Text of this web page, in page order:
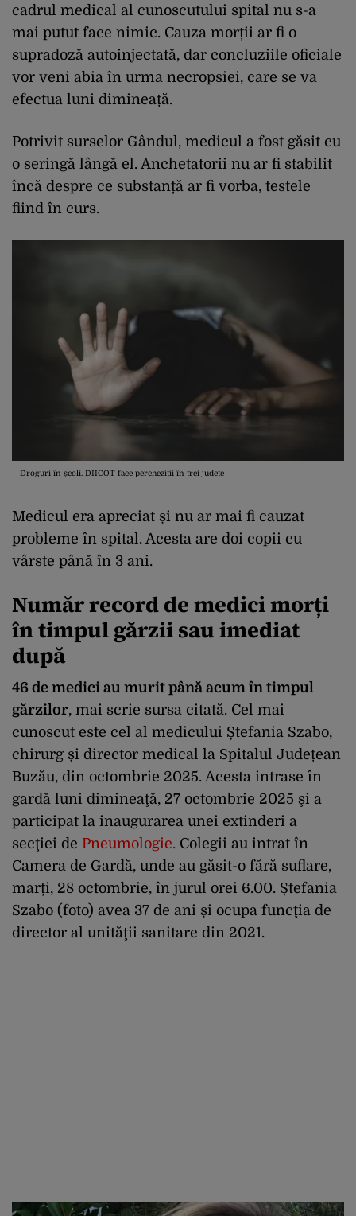
cadrul medical al cunoscutului spital nu s-a
mai putut face nimic. Cauza morții ar fi o
supradoză autoinjectată, dar concluziile oficiale
vor veni abia în urma necropsiei, care se va
efectua luni dimineață.
Potrivit surselor Gândul, medicul a fost găsit cu
o seringă lângă el. Anchetatorii nu ar fi stabilit
încă despre ce substanță ar fi vorba, testele
fiind în curs.
Droguri în școli. DIICOT face percheziții în trei județe
Medicul era apreciat și nu ar mai fi cauzat
probleme în spital. Acesta are doi copii cu
vârste până în 3 ani.
Număr record de medici morți
în timpul gărzii sau imediat
după
46 de medici au murit până acum în timpul
gărzilor, mai scrie sursa citată. Cel mai
cunoscut este cel al medicului Ștefania Szabo,
chirurg și director medical la Spitalul Județean
Buzău, din octombrie 2025. Acesta intrase în
gardă luni dimineaţă, 27 octombrie 2025 şi a
participat la inaugurarea unei extinderi a
secţiei de Pneumologie. Colegii au intrat în
Camera de Gardă, unde au găsit-o fără suflare,
marți, 28 octombrie, în jurul orei 6.00. Ștefania
Szabo (foto) avea 37 de ani și ocupa funcţia de
director al unităţii sanitare din 2021.